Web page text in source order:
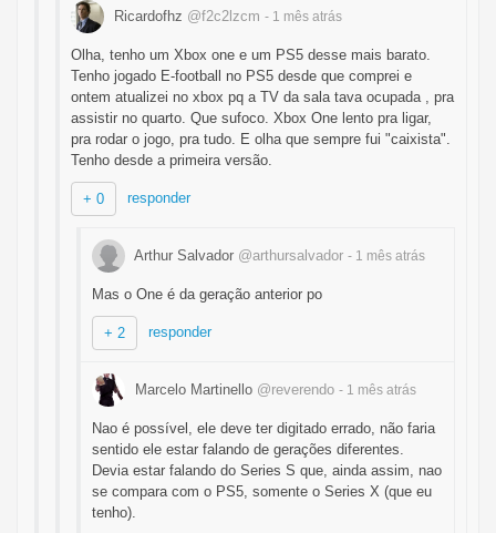
Ricardofhz @f2c2lzcm - 1 mês atrás
Olha, tenho um Xbox one e um PS5 desse mais barato.
Tenho jogado E-football no PS5 desde que comprei e
ontem atualizei no xbox pq a TV da sala tava ocupada , pra
assistir no quarto. Que sufoco. Xbox One lento pra ligar,
pra rodar o jogo, pra tudo. E olha que sempre fui "caixista".
Tenho desde a primeira versão.
+ 0 responder
Arthur Salvador @arthursalvador - 1 mês atrás
Mas o One é da geração anterior po
+ 2 responder
Marcelo Martinello @reverendo - 1 mês atrás
Nao é possível, ele deve ter digitado errado, não faria
sentido ele estar falando de gerações diferentes.
Devia estar falando do Series S que, ainda assim, nao
se compara com o PS5, somente o Series X (que eu
tenho).